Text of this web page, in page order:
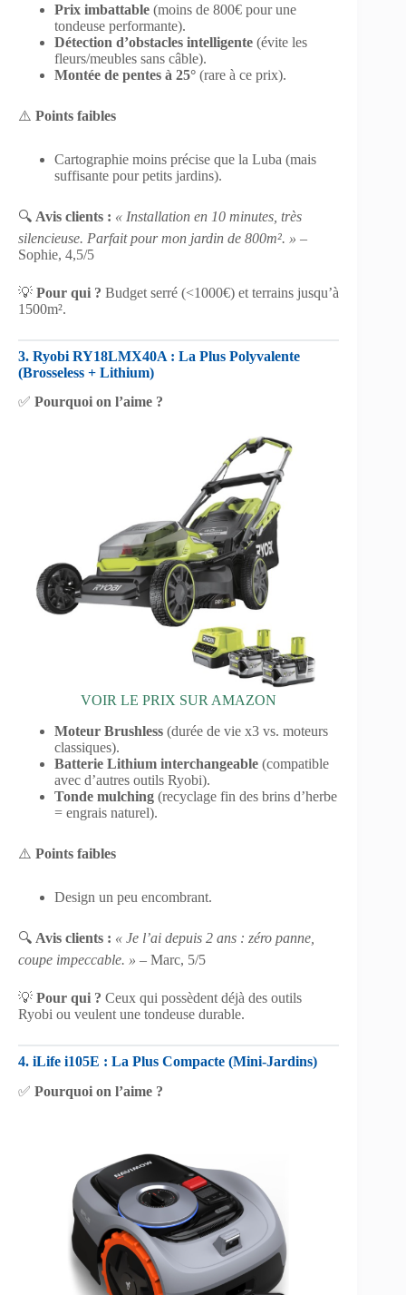
Prix imbattable (moins de 800€ pour une
tondeuse performante).
Détection d’obstacles intelligente (évite les
fleurs/meubles sans câble).
Montée de pentes à 25° (rare à ce prix).
⚠️ Points faibles
Cartographie moins précise que la Luba (mais
suffisante pour petits jardins).
🔍 Avis clients : « Installation en 10 minutes, très
silencieuse. Parfait pour mon jardin de 800m². » –
Sophie, 4,5/5
💡 Pour qui ? Budget serré (<1000€) et terrains jusqu’à
1500m².
3. Ryobi RY18LMX40A : La Plus Polyvalente
(Brosseless + Lithium)
✅ Pourquoi on l’aime ?
VOIR LE PRIX SUR AMAZON
Moteur Brushless (durée de vie x3 vs. moteurs
classiques).
Batterie Lithium interchangeable (compatible
avec d’autres outils Ryobi).
Tonde mulching (recyclage fin des brins d’herbe
= engrais naturel).
⚠️ Points faibles
Design un peu encombrant.
🔍 Avis clients : « Je l’ai depuis 2 ans : zéro panne,
coupe impeccable. » – Marc, 5/5
💡 Pour qui ? Ceux qui possèdent déjà des outils
Ryobi ou veulent une tondeuse durable.
4. iLife i105E : La Plus Compacte (Mini-Jardins)
✅ Pourquoi on l’aime ?